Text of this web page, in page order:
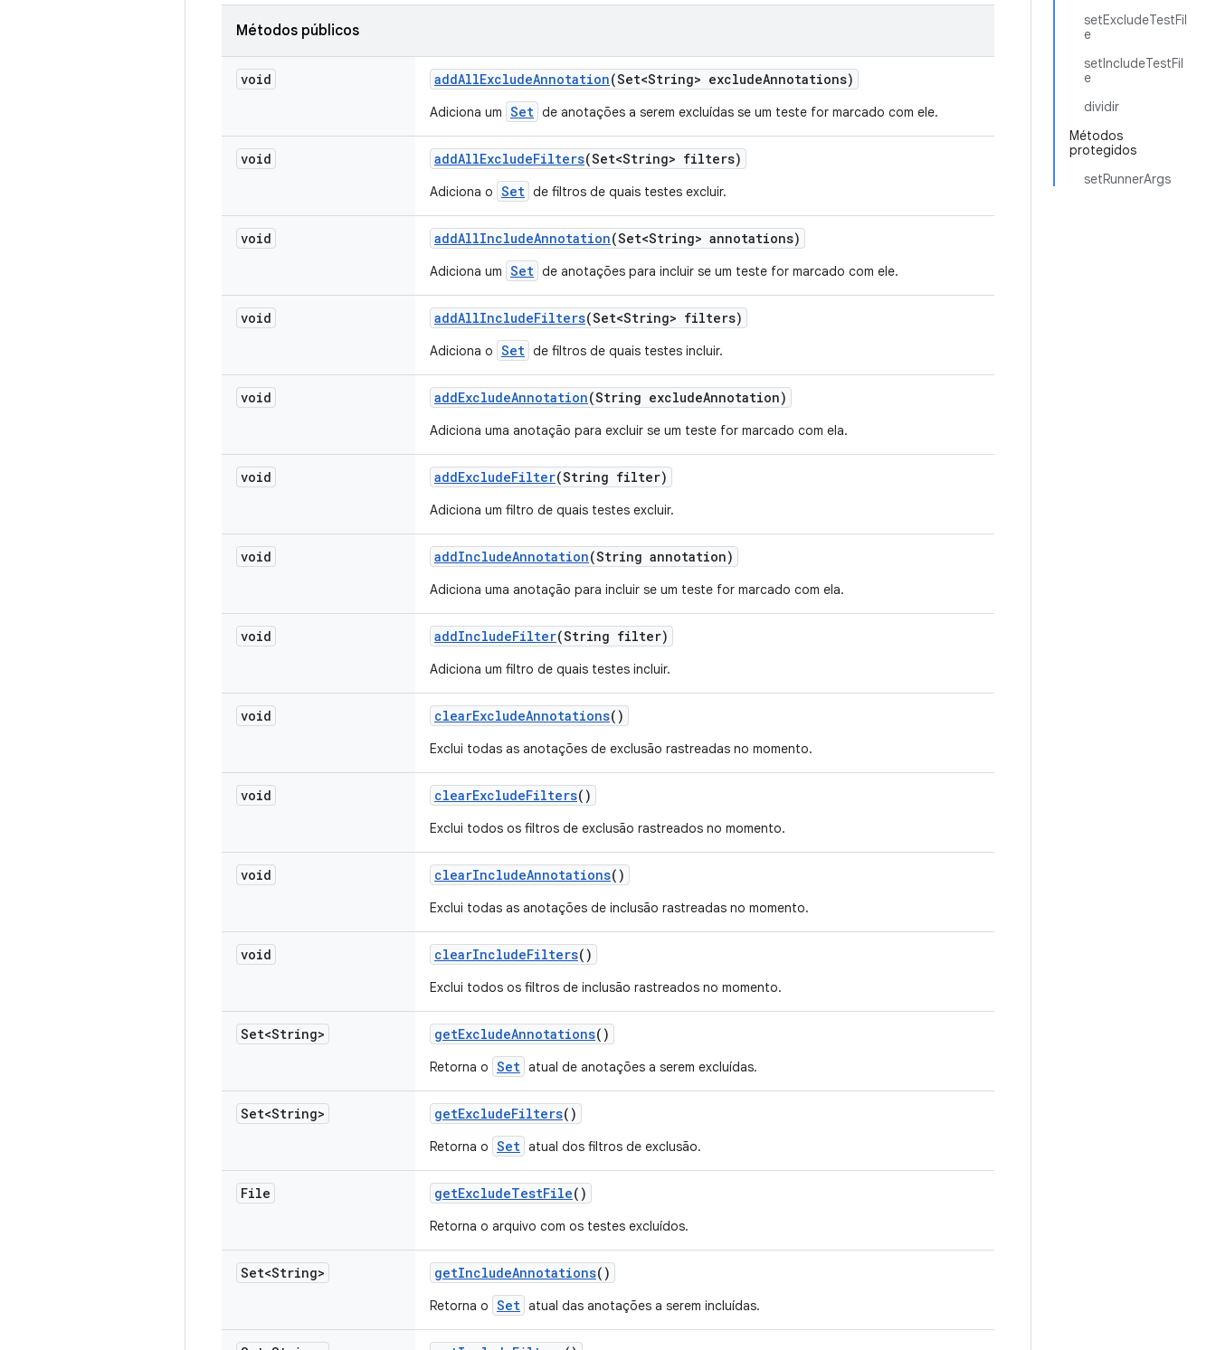
setExcludeTestFil
e
setIncludeTestFil
e
dividir
Métodos
protegidos
setRunnerArgs
Métodos públicos
void addAllExcludeAnnotation(Set<String> excludeAnnotations)
Adiciona um Set de anotações a serem excluídas se um teste for marcado com ele.
void addAllExcludeFilters(Set<String> filters)
Adiciona o Set de filtros de quais testes excluir.
void addAllIncludeAnnotation(Set<String> annotations)
Adiciona um Set de anotações para incluir se um teste for marcado com ele.
void addAllIncludeFilters(Set<String> filters)
Adiciona o Set de filtros de quais testes incluir.
void addExcludeAnnotation(String excludeAnnotation)
Adiciona uma anotação para excluir se um teste for marcado com ela.
void addExcludeFilter(String filter)
Adiciona um filtro de quais testes excluir.
void addIncludeAnnotation(String annotation)
Adiciona uma anotação para incluir se um teste for marcado com ela.
void addIncludeFilter(String filter)
Adiciona um filtro de quais testes incluir.
void clearExcludeAnnotations()
Exclui todas as anotações de exclusão rastreadas no momento.
void clearExcludeFilters()
Exclui todos os filtros de exclusão rastreados no momento.
void clearIncludeAnnotations()
Exclui todas as anotações de inclusão rastreadas no momento.
void clearIncludeFilters()
Exclui todos os filtros de inclusão rastreados no momento.
Set<String> getExcludeAnnotations()
Retorna o Set atual de anotações a serem excluídas.
Set<String> getExcludeFilters()
Retorna o Set atual dos filtros de exclusão.
File getExcludeTestFile()
Retorna o arquivo com os testes excluídos.
Set<String> getIncludeAnnotations()
Retorna o Set atual das anotações a serem incluídas.